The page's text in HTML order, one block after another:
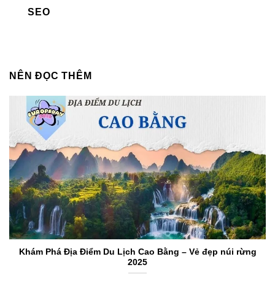
SEO
NÊN ĐỌC THÊM
Khám Phá Địa Điểm Du Lịch Cao Bằng – Vẻ đẹp núi rừng
2025